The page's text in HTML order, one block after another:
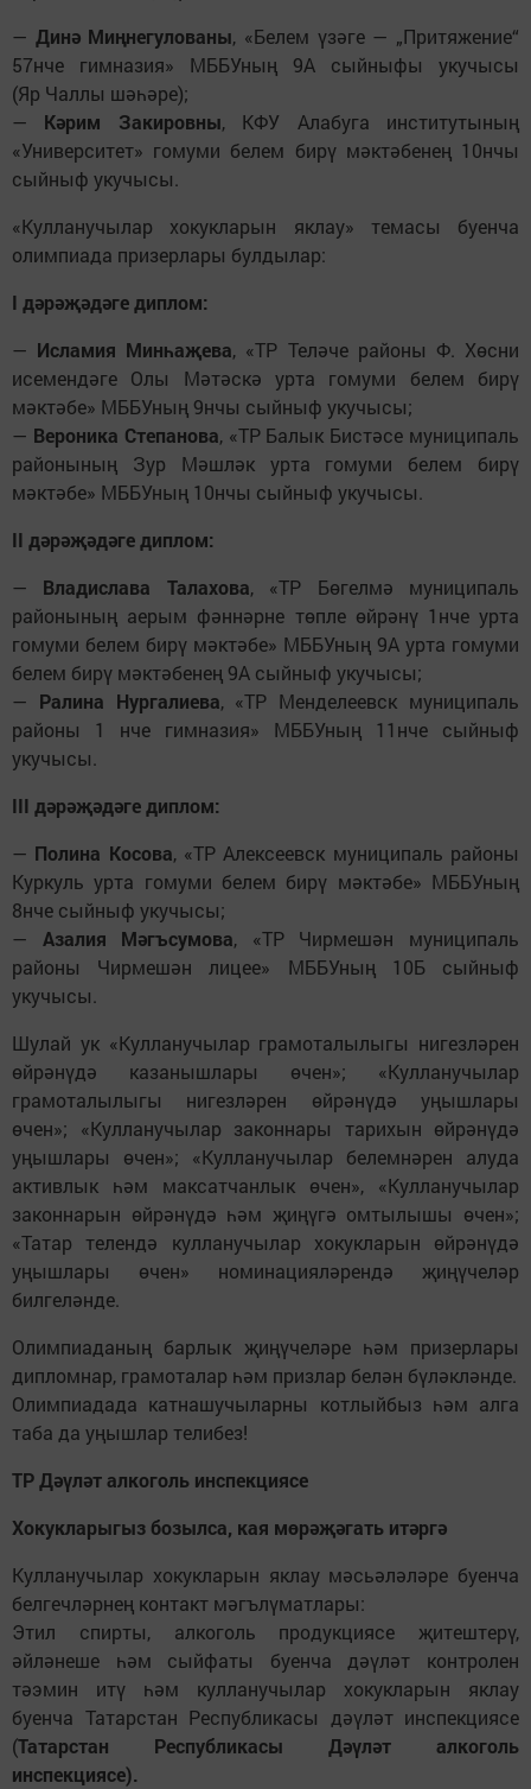
— Динә Миңнегулованы, «Белем үзәге — „Притяжение“
57нче гимназия» МББУның 9А сыйныфы укучысы
(Яр Чаллы шәһәре);
— Кәрим Закировны, КФУ Алабуга институтының
«Университет» гомуми белем бирү мәктәбенең 10нчы
сыйныф укучысы.
«Кулланучылар хокукларын яклау» темасы буенча
олимпиада призерлары булдылар:
I дәрәҗәдәге диплом:
— Исламия Минһаҗева, «ТР Теләче районы Ф. Хөсни
исемендәге Олы Мәтәскә урта гомуми белем бирү
мәктәбе» МББУның 9нчы сыйныф укучысы;
— Вероника Степанова, «ТР Балык Бистәсе муниципаль
районының Зур Мәшләк урта гомуми белем бирү
мәктәбе» МББУның 10нчы сыйныф укучысы.
II дәрәҗәдәге диплом:
— Владислава Талахова, «ТР Бөгелмә муниципаль
районының аерым фәннәрне төпле өйрәнү 1нче урта
гомуми белем бирү мәктәбе» МББУның 9А урта гомуми
белем бирү мәктәбенең 9А сыйныф укучысы;
— Ралина Нургалиева, «ТР Менделеевск муниципаль
районы 1 нче гимназия» МББУның 11нче сыйныф
укучысы.
III дәрәҗәдәге диплом:
— Полина Косова, «ТР Алексеевск муниципаль районы
Куркуль урта гомуми белем бирү мәктәбе» МББУның
8нче сыйныф укучысы;
— Азалия Мәгъсумова, «ТР Чирмешән муниципаль
районы Чирмешән лицее» МББУның 10Б сыйныф
укучысы.
Шулай ук «Кулланучылар грамоталылыгы нигезләрен
өйрәнүдә казанышлары өчен»; «Кулланучылар
грамоталылыгы нигезләрен өйрәнүдә уңышлары
өчен»; «Кулланучылар законнары тарихын өйрәнүдә
уңышлары өчен»; «Кулланучылар белемнәрен алуда
активлык һәм максатчанлык өчен», «Кулланучылар
законнарын өйрәнүдә һәм җиңүгә омтылышы өчен»;
«Татар телендә кулланучылар хокукларын өйрәнүдә
уңышлары өчен» номинацияләрендә җиңүчеләр
билгеләнде.
Олимпиаданың барлык җиңүчеләре һәм призерлары
дипломнар, грамоталар һәм призлар белән бүләкләнде.
Олимпиадада катнашучыларны котлыйбыз һәм алга
таба да уңышлар телибез!
ТР Дәүләт алкоголь инспекциясе
Хокукларыгыз бозылса, кая мөрәҗәгать итәргә
Кулланучылар хокукларын яклау мәсьәләләре буенча
белгечләрнең контакт мәгълүматлары:
Этил спирты, алкоголь продукциясе җитештерү,
әйләнеше һәм сыйфаты буенча дәүләт контролен
тәэмин итү һәм кулланучылар хокукларын яклау
буенча Татарстан Республикасы дәүләт инспекциясе
(Татарстан Республикасы Дәүләт алкоголь
инспекциясе).